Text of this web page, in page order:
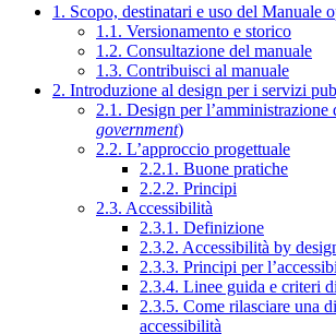
1. Scopo, destinatari e uso del Manuale
1.1. Versionamento e storico
1.2. Consultazione del manuale
1.3. Contribuisci al manuale
2. Introduzione al design per i servizi
2.1. Design per l’amministrazione
government)
2.2. L’approccio progettuale
2.2.1. Buone pratiche
2.2.2. Principi
2.3. Accessibilità
2.3.1. Definizione
2.3.2. Accessibilità by
2.3.3. Principi per
2.3.4. Linee guida e criteri
2.3.5. Come rilasciare una
accessibilità